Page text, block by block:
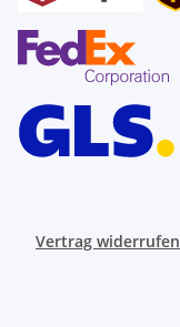
Vertrag widerrufen